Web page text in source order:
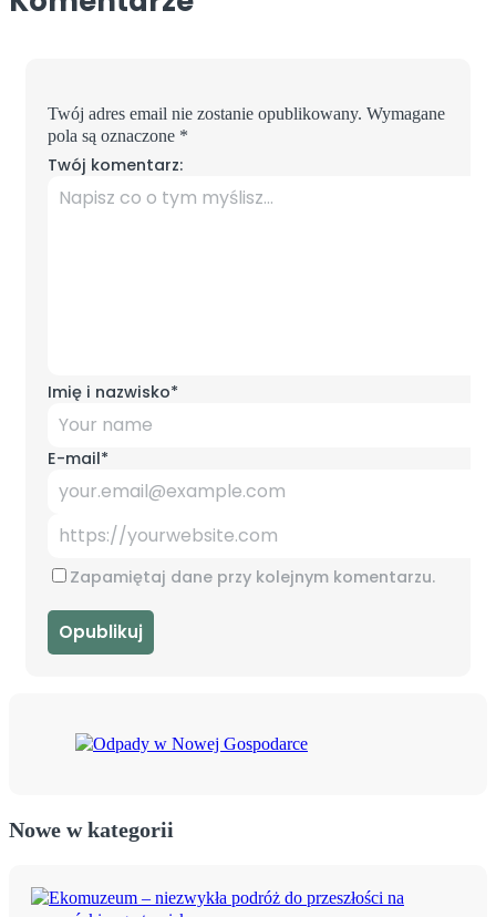
Twój adres email nie zostanie opublikowany. Wymagane
pola są oznaczone *
Twój komentarz:
Imię i nazwisko*
E-mail*
Zapamiętaj dane przy kolejnym komentarzu.
Nowe w kategorii